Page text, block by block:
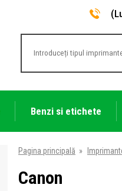
Benzi si etichete
Pagina principală »
Canon